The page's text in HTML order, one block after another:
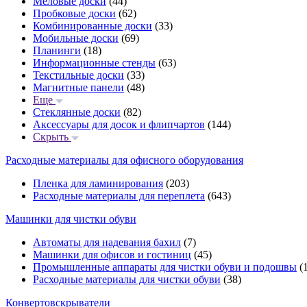
Пробковые доски (62)
Комбинированные доски (33)
Мобильные доски (69)
Планинги (18)
Информационные стенды (63)
Текстильные доски (33)
Магнитные панели (48)
Еще
Стеклянные доски (82)
Аксессуары для досок и флипчартов (144)
Скрыть
Расходные материалы для офисного оборудования
Пленка для ламинирования (203)
Расходные материалы для переплета (643)
Машинки для чистки обуви
Автоматы для надевания бахил (7)
Машинки для офисов и гостиниц (45)
Промышленные аппараты для чистки обуви и подошвы
Расходные материалы для чистки обуви (38)
Конвертовскрыватели